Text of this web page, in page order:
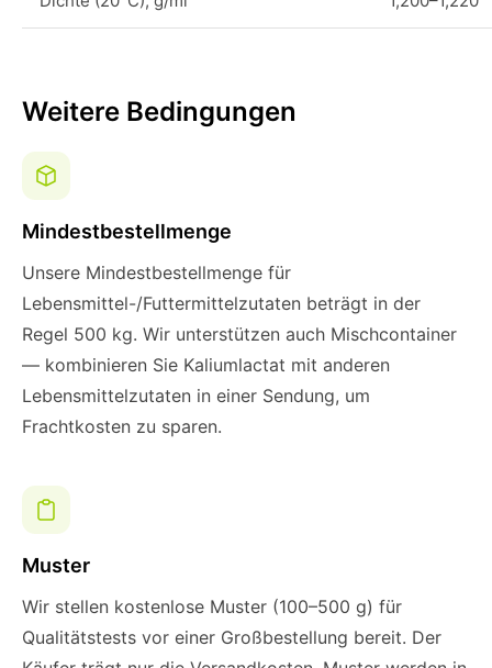
Weitere Bedingungen
Mindestbestellmenge
Unsere Mindestbestellmenge für
Lebensmittel-/Futtermittelzutaten beträgt in der
Regel 500 kg. Wir unterstützen auch Mischcontainer
— kombinieren Sie Kaliumlactat mit anderen
Lebensmittelzutaten in einer Sendung, um
Frachtkosten zu sparen.
Muster
Wir stellen kostenlose Muster (100–500 g) für
Qualitätstests vor einer Großbestellung bereit. Der